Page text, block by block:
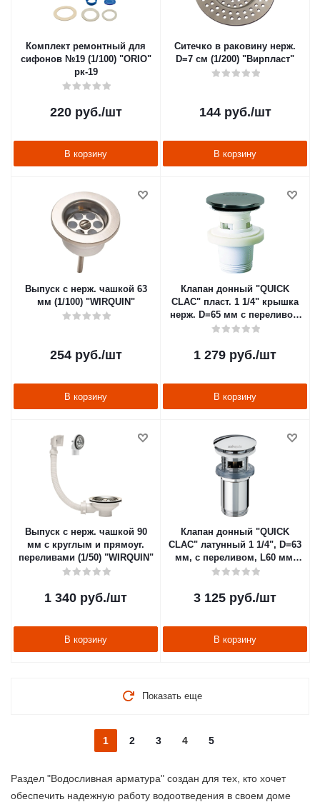
Комплект ремонтный для
сифонов №19 (1/100) "ORIO"
рк-19
220руб./шт
В корзину
Ситечко в раковину нерж.
D=7 см (1/200) "Вирпласт"
144руб./шт
В корзину
Выпуск с нерж. чашкой 63
мм (1/100) "WIRQUIN"
254руб./шт
В корзину
Клапан донный "QUICK
CLAC" пласт. 1 1/4" крышка
нерж. D=65 мм с переливом
(1/80) "WIRQUIN"
1 279 руб./шт
В корзину
Выпуск с нерж. чашкой 90
мм с круглым и прямоуг.
переливами (1/50) "WIRQUIN"
1 340 руб./шт
В корзину
Клапан донный "QUICK
CLAC" латунный 1 1/4", D=63
мм, с переливом, L60 мм,
удлиненн. (1/32) "WIRQUIN"
3 125 руб./шт
В корзину
Показать еще
1 2 3 4 5
Раздел "Водосливная арматура" создан для тех, кто хочет
обеспечить надежную работу водоотведения в своем доме